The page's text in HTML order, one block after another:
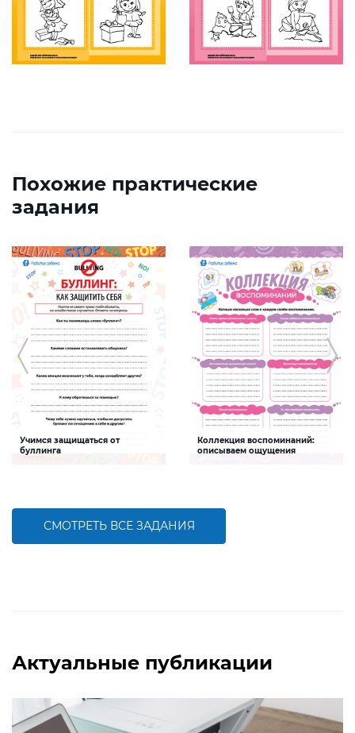
Похожие практические
задания
Учимся защищаться от
буллинга
поведения
Коллекция воспоминаний:
описываем ощущения
СМОТРЕТЬ ВСЕ ЗАДАНИЯ
Актуальные публикации